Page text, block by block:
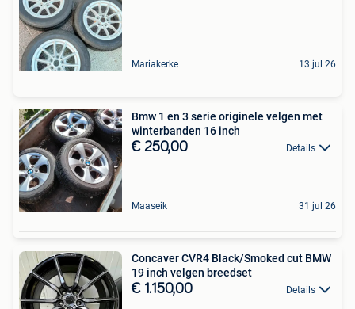
Mariakerke 13 jul 26
Bmw 1 en 3 serie originele velgen met
winterbanden 16 inch
€ 250,00 Details
Maaseik 31 jul 26
Concaver CVR4 Black/Smoked cut BMW
19 inch velgen breedset
€ 1.150,00 Details